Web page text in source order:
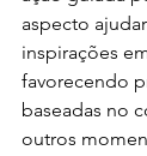
aspecto
inspirações
favorecendo
baseadas no
outros